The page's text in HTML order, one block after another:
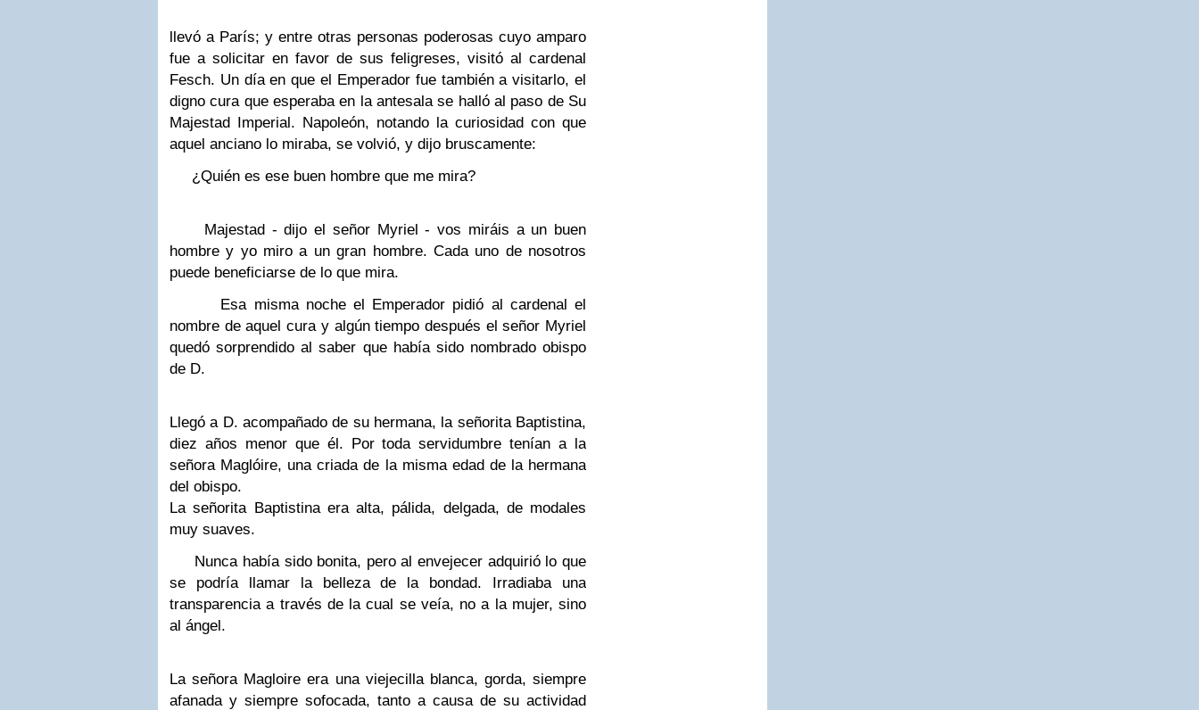
llevó a París; y entre otras personas poderosas cuyo amparo
fue a solicitar en favor de sus feligreses, visitó al cardenal
Fesch. Un día en que el Emperador fue también a visitarlo, el
digno cura que esperaba en la antesala se halló al paso de Su
Majestad Imperial. Napoleón, notando la curiosidad con que
aquel anciano lo miraba, se volvió, y dijo bruscamente:
¿Quién es ese buen hombre que me mira?
Majestad - dijo el señor Myriel - vos miráis a un buen
hombre y yo miro a ungran hombre. Cada uno de nosotros
puede beneficiarse de lo que mira.
Esa misma noche el Emperador pidió al cardenal el
nombre de aquel cura y algún tiempo después el señor Myriel
quedó sorprendido al saber que había sido nombrado obispo
de D.
Llegó a D. acompañado de su hermana, la señorita Baptistina,
diez años menor que él. Por toda servidumbre tenían a la
señora Maglóire, una criada de la misma edad de la hermana
del obispo.
La señorita Baptistina era alta, pálida, delgada, de modales
muy suaves.
Nunca había sido bonita, pero al envejecer adquirió lo que
se podría llamar la belleza de la bondad. Irradiaba una
transparencia a través de la cual se veía, no a la mujer, sino
al ángel.
La señora Magloire era una viejecilla blanca, gorda, siempre
afanada y siempre sofocada, tanto a causa de su actividad